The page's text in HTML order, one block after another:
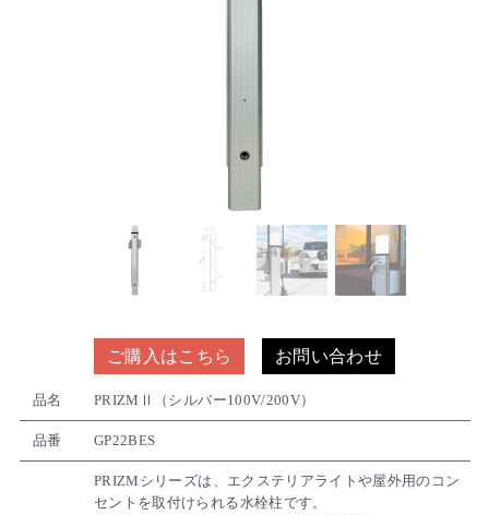
ご購入はこちら お問い合わせ
品名 PRIZMⅡ（シルバー100V/200V）
品番 GP22BES
PRIZMシリーズは、エクステリアライトや屋外用のコン
セントを取付けられる水栓柱です。